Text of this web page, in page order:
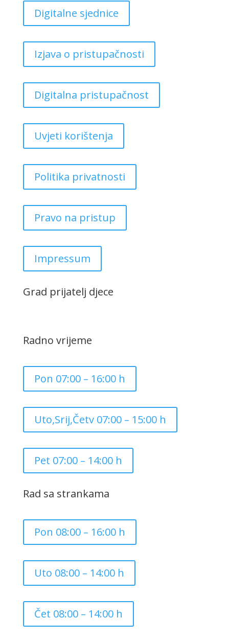
Digitalne sjednice
Izjava o pristupačnosti
Digitalna pristupačnost
Uvjeti korištenja
Politika privatnosti
Pravo na pristup
Impressum
Grad prijatelj djece
Radno vrijeme
Pon 07:00 – 16:00 h
Uto,Srij,Četv 07:00 – 15:00 h
Pet 07:00 – 14:00 h
Rad sa strankama
Pon 08:00 – 16:00 h
Uto 08:00 – 14:00 h
Čet 08:00 – 14:00 h